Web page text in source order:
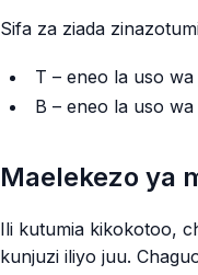
Sifa za ziada
T – eneo la uso
B – eneo la uso
Maelekezo ya
Ili kutumia kikokotoo,
kunjuzi iliyo juu.